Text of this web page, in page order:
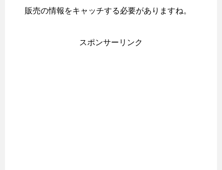
販売の情報をキャッチする必要がありますね。
スポンサーリンク